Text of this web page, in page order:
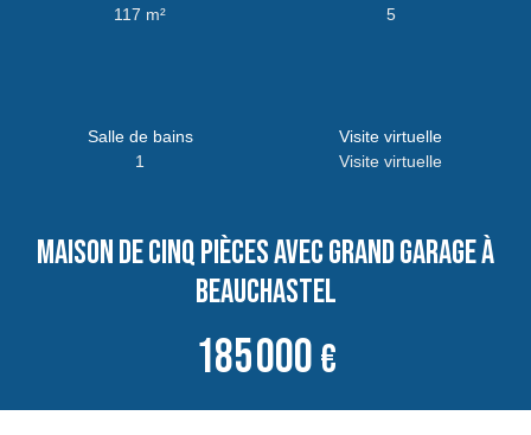
117 m²
5
Salle de bains
1
Visite virtuelle
Visite virtuelle
Maison de cinq pièces avec grand garage à
Beauchastel
185 000 €